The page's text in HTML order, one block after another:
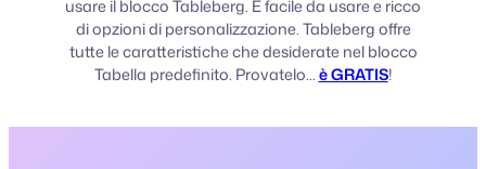
usare il blocco Tableberg. È facile da usare e ricco
di opzioni di personalizzazione. Tableberg offre
tutte le caratteristiche che desiderate nel blocco
Tabella predefinito. Provatelo...è GRATIS!